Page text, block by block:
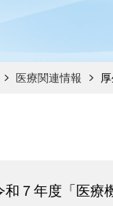
医療関連情報
和７年度「医療